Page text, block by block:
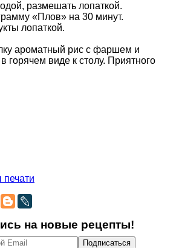
размешать лопаткой.
«Плов» на 30 минут.
лопаткой.
ароматный рис с фаршем и
горячем виде к столу. Приятного
на новые рецепты!